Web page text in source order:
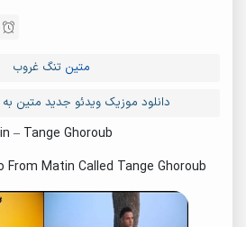
متین تنگ غروب
دانلود موزیک ویدئو جدید متین
– Tange Ghoroub
From Matin Called Tange Ghoroub